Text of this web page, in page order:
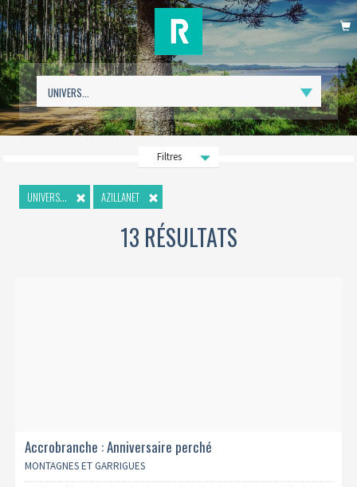
Filtres
UNIVERS... AZILLANET
13 RÉSULTATS
Accrobranche : Anniversaire perché
MONTAGNES ET GARRIGUES